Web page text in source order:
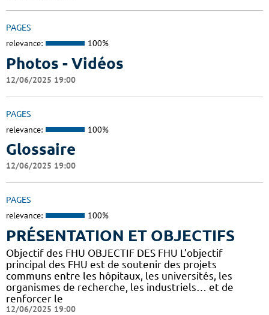
PAGES
relevance: 100%
Photos - Vidéos
12/06/2025 19:00
PAGES
relevance: 100%
Glossaire
12/06/2025 19:00
PAGES
relevance: 100%
PRÉSENTATION ET OBJECTIFS
Objectif des FHU OBJECTIF DES FHU L’objectif
principal des FHU est de soutenir des projets
communs entre les hôpitaux, les universités, les
organismes de recherche, les industriels… et de
renforcer le
12/06/2025 19:00